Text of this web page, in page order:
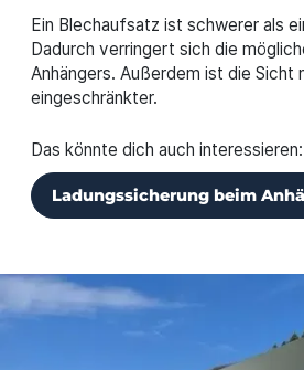
Ein Blechaufsatz ist schwerer als
Dadurch verringert sich die
Anhängers. Außerdem ist die Sicht
eingeschränkter.
Das könnte dich auch interessieren:
Ladungssicherung beim